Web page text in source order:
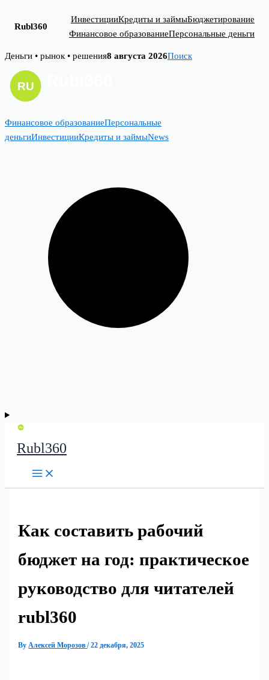
Rubl360
ИнвестицииКредиты и займыБюджетирование
Финансовое образованиеПерсональные деньги
Skip
content
Деньги • рынок • решения8 августа 2026Поиск
Финансовое образованиеПерсональные
деньгиИнвестицииКредиты и займыNews
Rubl360
Как составить рабочий
бюджет на год: практическое
руководство для читателей
rubl360
ByАлексей Морозов/22 декабря, 2025